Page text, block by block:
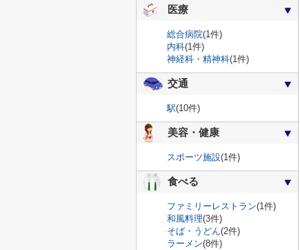
医療
総合病院(1件)
内科(1件)
神経科・精神科(1件)
交通
駅(10件)
美容・健康
スポーツ施設(1件)
食べる
ファミリーレストラン(1件)
和風料理(3件)
そば・うどん(2件)
ラーメン(8件)